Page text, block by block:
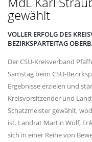
gewählt
VOLLER ERFOLG DES
BEZIRKSPARTEITAG
Der CSU-Kreisverband
Samstag beim CSU-
Ergebnisse erzielen und
Kreisvorsitzender und
Schatzmeister gewählt,
ist. Landrat Martin Wolf,
sich in einer Reihe von